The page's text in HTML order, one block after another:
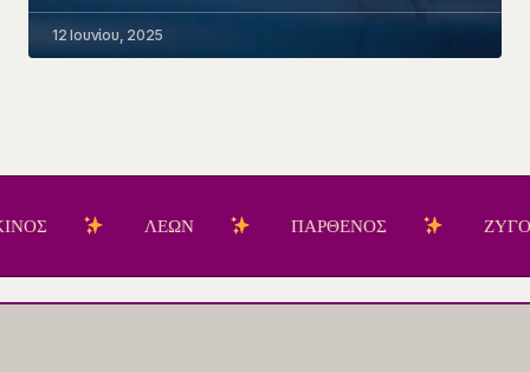
12 Ιουνίου, 2025
ΛΕΩΝ ΠΑΡΘΕΝΟΣ ΖΥΓΟΣ